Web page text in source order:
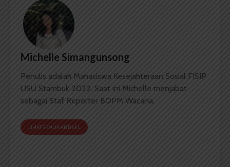
Michelle Simangunsong
Penulis adalah Mahasiswa Kesejahteraan Sosial FISIP
USU Stambuk 2022. Saat ini Michelle menjabat
sebagai Staf Reporter BOPM Wacana.
LIHAT SEMUA ARTIKEL